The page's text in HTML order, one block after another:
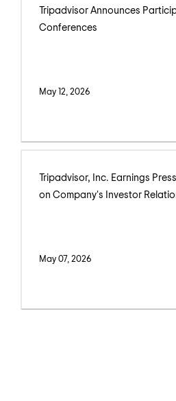
Tripadvisor Announces
Conferences
May 12, 2026
Tripadvisor, Inc. Earnings
on Company's Investor
May 07, 2026